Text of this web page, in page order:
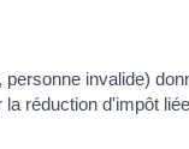
invalide)
réduction d'impôt